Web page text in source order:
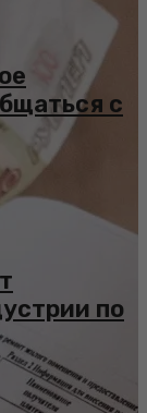
с
по